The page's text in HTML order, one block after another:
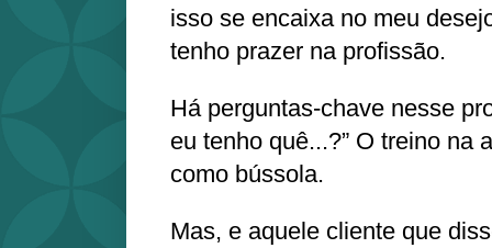
isso se encaixa no meu
tenho prazer na profissão.
Há perguntas-chave nesse
eu tenho quê...?” O treino na
como bússola.
Mas, e aquele cliente que